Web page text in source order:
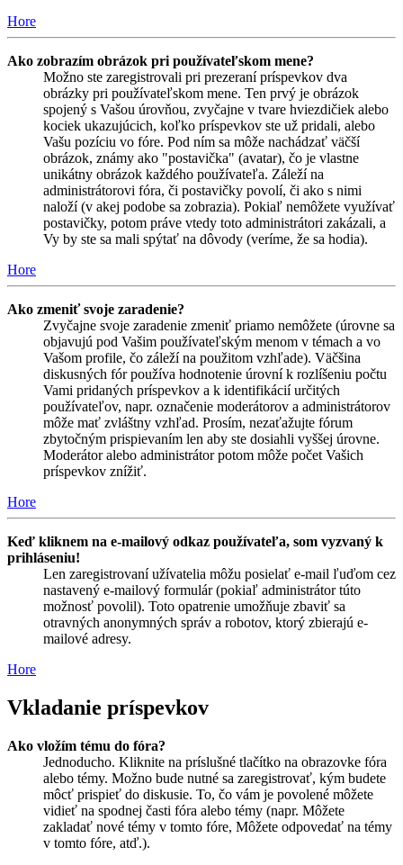
Hore
Ako zobrazím obrázok pri používateľskom mene?
Možno ste zaregistrovali pri prezeraní príspevkov dva
obrázky pri používateľskom mene. Ten prvý je obrázok
spojený s Vašou úrovňou, zvyčajne v tvare hviezdičiek alebo
kociek ukazujúcich, koľko príspevkov ste už pridali, alebo
Vašu pozíciu vo fóre. Pod ním sa môže nachádzať väčší
obrázok, známy ako "postavička" (avatar), čo je vlastne
unikátny obrázok každého používateľa. Záleží na
administrátorovi fóra, či postavičky povolí, či ako s nimi
naloží (v akej podobe sa zobrazia). Pokiaľ nemôžete využívať
postavičky, potom práve vtedy toto administrátori zakázali, a
Vy by ste sa mali spýtať na dôvody (veríme, že sa hodia).
Hore
Ako zmeniť svoje zaradenie?
Zvyčajne svoje zaradenie zmeniť priamo nemôžete (úrovne sa
objavujú pod Vašim používateľským menom v témach a vo
Vašom profile, čo záleží na použitom vzhľade). Väčšina
diskusných fór používa hodnotenie úrovní k rozlíšeniu počtu
Vami pridaných príspevkov a k identifikácií určitých
používateľov, napr. označenie moderátorov a administrátorov
môže mať zvláštny vzhľad. Prosím, nezaťažujte fórum
zbytočným prispievaním len aby ste dosiahli vyššej úrovne.
Moderátor alebo administrátor potom môže počet Vašich
príspevkov znížiť.
Hore
Keď kliknem na e-mailový odkaz používateľa, som vyzvaný k
prihláseniu!
Len zaregistrovaní užívatelia môžu posielať e-mail ľuďom cez
nastavený e-mailový formulár (pokiaľ administrátor túto
možnosť povolil). Toto opatrenie umožňuje zbaviť sa
otravných anonymných správ a robotov, ktorý zbierajú e-
mailové adresy.
Hore
Vkladanie príspevkov
Ako vložím tému do fóra?
Jednoducho. Kliknite na príslušné tlačítko na obrazovke fóra
alebo témy. Možno bude nutné sa zaregistrovať, kým budete
môcť prispieť do diskusie. To, čo vám je povolené môžete
vidieť na spodnej časti fóra alebo témy (napr. Môžete
zakladať nové témy v tomto fóre, Môžete odpovedať na témy
v tomto fóre, atď.).